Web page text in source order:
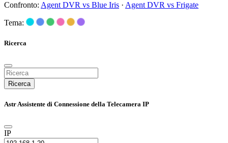
Confronto: Agent DVR vs Blue Iris · Agent DVR vs Frigate
Tema:
Ricerca
Ricerca
Astr Assistente di Connessione della Telecamera IP
IP